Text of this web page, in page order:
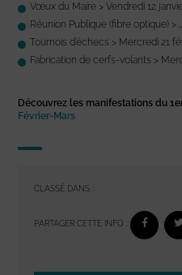
Vœux du Maire > Vendredi 12
Réunion Publique (fibre optique) >
Tournois d’échecs > Mercredi 21
Fabrication de cerfs-volants >
Découvrez les manifestations du
Février-Mars
CLASSÉ DANS :
PARTAGER CETTE INFO :